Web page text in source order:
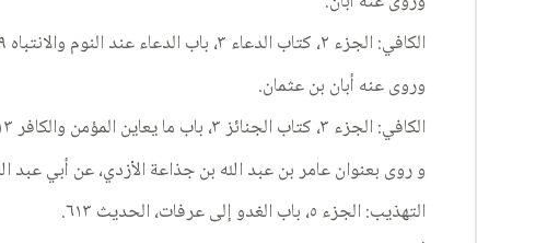
الكافي: الجزء ٢، كتاب الدعاء ٣، باب الدعاء عند النوم والانتباه ٤٩، الحديث ١٧، وكتاب فضل القرآن ٣، باب النوادر ١٣، الحديث ٢١.
وروى عنه أبان بن عثمان.
الكافي: الجزء ٣، كتاب الجنائز ٣، باب ما يعاين المؤمن والكافر ١٣، الحديث ٧.
و روى بعنوان عامر بن عبد الله بن جذاعة الأزدي، عن أبي عبد
التهذيب: الجزء ٥، باب الغدو إلى عرفات، الحديث ٦١٣.